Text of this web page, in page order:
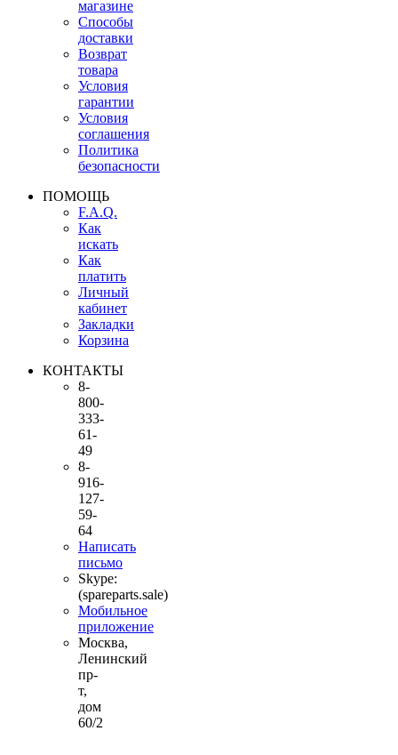
магазине
Способы
доставки
Возврат
товара
Условия
гарантии
Условия
соглашения
Политика
безопасности
ПОМОЩЬ
F.A.Q.
Как
искать
Как
платить
Личный
кабинет
Закладки
Корзина
КОНТАКТЫ
8-
800-
333-
61-
49
8-
916-
127-
59-
64
Написать
письмо
Skype:
(spareparts.sale)
Мобильное
приложение
Москва,
Ленинский
пр-
т,
дом
60/2